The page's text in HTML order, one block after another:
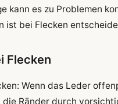
kann es zu Problemen
ist bei Flecken
Flecken
Wenn das Leder
die Ränder durch